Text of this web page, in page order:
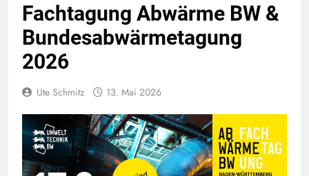
Fachtagung Abwärme BW &
Bundesabwärmetagung
2026
Ute Schmitz 13. Mai 2026